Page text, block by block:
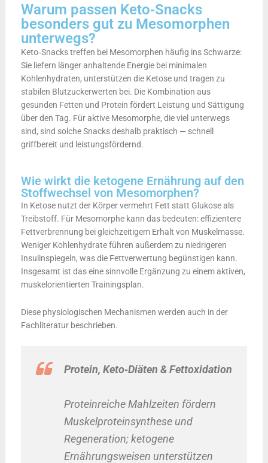
Warum passen Keto‑Snacks
besonders gut zu Mesomorphen
unterwegs?
Keto‑Snacks treffen bei Mesomorphen häufig ins Schwarze:
Sie liefern länger anhaltende Energie bei minimalen
Kohlenhydraten, unterstützen die Ketose und tragen zu
stabilen Blutzuckerwerten bei. Die Kombination aus
gesunden Fetten und Protein fördert Leistung und Sättigung
über den Tag. Für aktive Mesomorphe, die viel unterwegs
sind, sind solche Snacks deshalb praktisch — schnell
griffbereit und leistungsfördernd.
Wie wirkt die ketogene Ernährung auf den
Stoffwechsel von Mesomorphen?
In Ketose nutzt der Körper vermehrt Fett statt Glukose als
Treibstoff. Für Mesomorphe kann das bedeuten: effizientere
Fettverbrennung bei gleichzeitigem Erhalt von Muskelmasse.
Weniger Kohlenhydrate führen außerdem zu niedrigeren
Insulinspiegeln, was die Fettverwertung begünstigen kann.
Insgesamt ist das eine sinnvolle Ergänzung zu einem aktiven,
muskelorientierten Trainingsplan.
Diese physiologischen Mechanismen werden auch in der
Fachliteratur beschrieben.
Protein, Keto‑Diäten & Fettoxidation
Proteinreiche Mahlzeiten fördern
Muskelproteinsynthese und
Regeneration; ketogene
Ernährungsweisen unterstützen